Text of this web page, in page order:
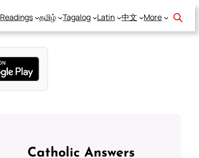
Readings தமிழ் Tagalog Latin 中文 More
Catholic Answers